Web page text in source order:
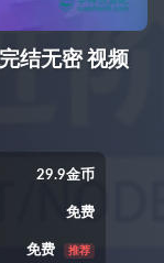
结无密 视频
29.9金币
免费
免费 推荐